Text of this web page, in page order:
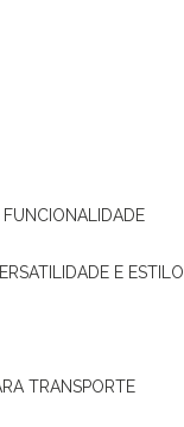
FUNCIONALIDADE
E ESTILO
TRANSPORTE